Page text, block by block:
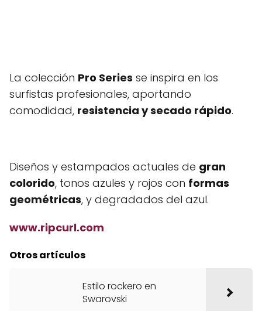
La colección Pro Series se inspira en los
surfistas profesionales, aportando
comodidad, resistencia y secado rápido.
Diseños y estampados actuales de gran
colorido, tonos azules y rojos con formas
geométricas, y degradados del azul.
www.ripcurl.com
Otros artículos
Estilo rockero en
Swarovski